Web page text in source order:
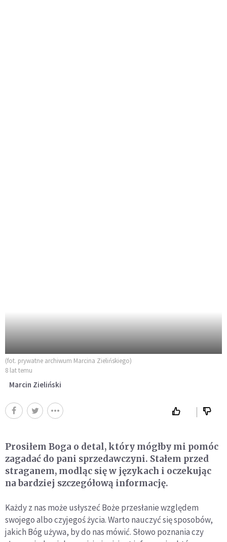
(fot. prywatne archiwum Marcina Zielińskiego)
8 lat temu
Marcin Zieliński
Prosiłem Boga o detal, który mógłby mi pomóc
zagadać do pani sprzedawczyni. Stałem przed
straganem, modląc się w językach i oczekując
na bardziej szczegółową informację.
Każdy z nas może usłyszeć Boże przesłanie względem
swojego albo czyjegoś życia. Warto nauczyć się sposobów,
jakich Bóg używa, by do nas mówić. Słowo poznania czy